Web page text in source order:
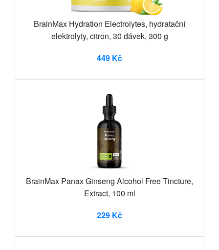
BrainMax Hydration Electrolytes, hydratační
elektrolyty, citron, 30 dávek, 300 g
449 Kč
BrainMax Panax Ginseng Alcohol Free Tincture,
Extract, 100 ml
229 Kč